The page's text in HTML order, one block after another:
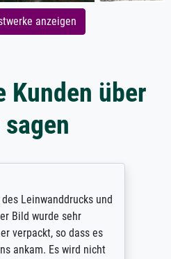
anzeigen
Kunden über
Leinwanddrucks und
Bild wurde sehr
verpackt, so dass es
ankam. Es wird nicht